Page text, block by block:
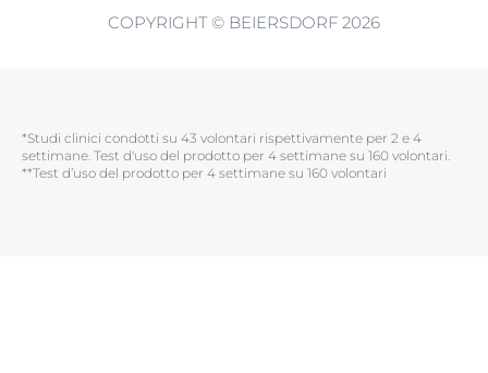
COPYRIGHT © BEIERSDORF 2026
*Studi clinici condotti su 43 volontari rispettivamente per 2 e 4
settimane. Test d'uso del prodotto per 4 settimane su 160 volontari.​